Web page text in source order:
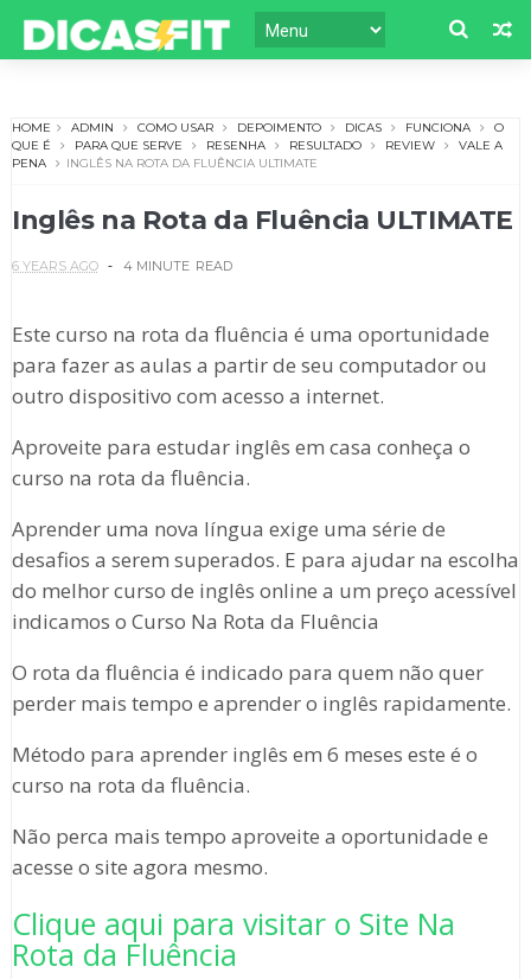
HOME ADMIN COMO USAR DEPOIMENTO DICAS FUNCIONA
O
QUE É
PARA QUE SERVE RESENHA RESULTADO REVIEW
VALE A
PENA
INGLÊS NA ROTA DA FLUÊNCIA ULTIMATE
Inglês na Rota da Fluência ULTIMATE
6 YEARS AGO 4 MINUTE READ
Este curso na rota da fluência é uma oportunidade
para fazer as aulas a partir de seu computador ou
outro dispositivo com acesso a internet.
Aproveite para estudar inglês em casa conheça o
curso na rota da fluência.
Aprender uma nova língua exige uma série de
desafios a serem superados. E para ajudar na escolha
do melhor curso de inglês online a um preço acessível
indicamos o Curso Na Rota da Fluência
O rota da fluência é indicado para quem não quer
perder mais tempo e aprender o inglês rapidamente.
Método para aprender inglês em 6 meses este é o
curso na rota da fluência.
Não perca mais tempo aproveite a oportunidade e
acesse o site agora mesmo.
Clique aqui para visitar o Site Na
Rota da Fluência